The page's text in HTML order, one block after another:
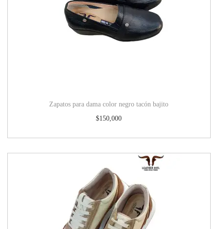
Zapatos para dama color negro tacón bajito
$150,000